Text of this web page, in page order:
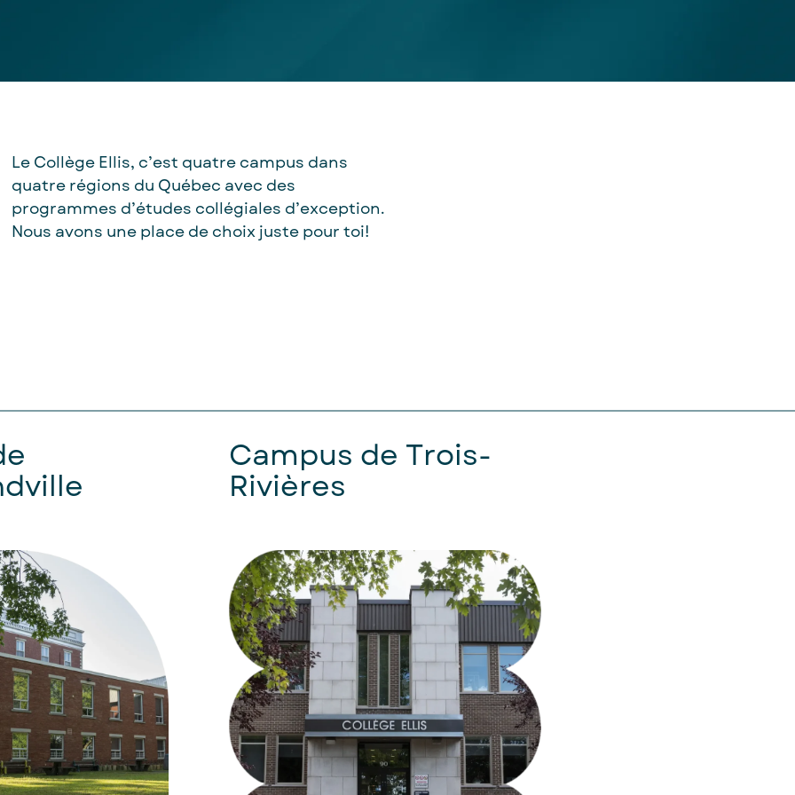
internationales
Le Collège Ellis, c’est quatre campus dans
quatre régions du Québec avec des
programmes d’études collégiales d’exception.
Nous avons une place de choix juste pour toi!
Campus de Trois-
Rivières